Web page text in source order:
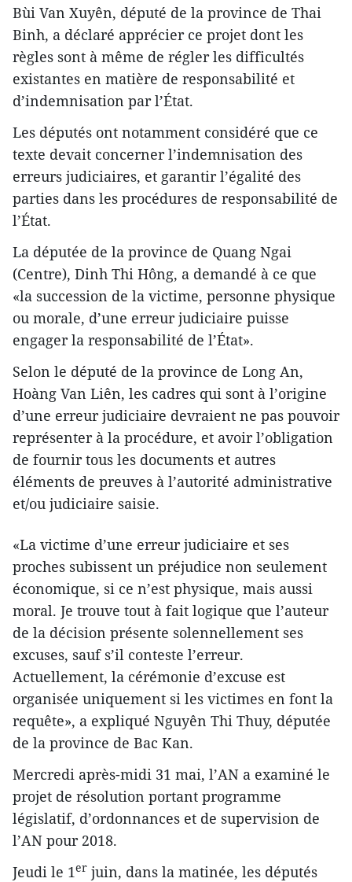
Bùi Van Xuyên, député de la province de Thai
Binh, a déclaré apprécier ce projet dont les
règles sont à même de régler les difficultés
existantes en matière de responsabilité et
d’indemnisation par l’État.
Les députés ont notamment considéré que ce
texte devait concerner l’indemnisation des
erreurs judiciaires, et garantir l’égalité des
parties dans les procédures de responsabilité de
l’État.
La députée de la province de Quang Ngai
(Centre), Dinh Thi Hông, a demandé à ce que
«la succession de la victime, personne physique
ou morale, d’une erreur judiciaire puisse
engager la responsabilité de l’État».
Selon le député de la province de Long An,
Hoàng Van Liên, les cadres qui sont à l’origine
d’une erreur judiciaire devraient ne pas pouvoir
représenter à la procédure, et avoir l’obligation
de fournir tous les documents et autres
éléments de preuves à l’autorité administrative
et/ou judiciaire saisie.
«La victime d’une erreur judiciaire et ses
proches subissent un préjudice non seulement
économique, si ce n’est physique, mais aussi
moral. Je trouve tout à fait logique que l’auteur
de la décision présente solennellement ses
excuses, sauf s’il conteste l’erreur.
Actuellement, la cérémonie d’excuse est
organisée uniquement si les victimes en font la
requête», a expliqué Nguyên Thi Thuy, députée
de la province de Bac Kan.
Mercredi après-midi 31 mai, l’AN a examiné le
projet de résolution portant programme
législatif, d’ordonnances et de supervision de
l’AN pour 2018.
Jeudi le 1er juin, dans la matinée, les députés